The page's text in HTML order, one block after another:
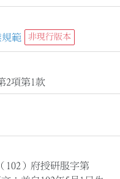
範
非現行版本
2項第1款
102）府授研服字第